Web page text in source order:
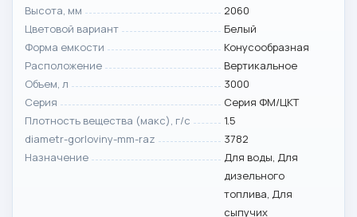
Высота, мм
2060
Цветовой вариант
Белый
Форма емкости
Конусообразная
Расположение
Вертикальное
Объем, л
3000
Серия
Серия ФМ/ЦКТ
Плотность вещества (макс), г/с
1.5
diametr-gorloviny-mm-raz
3782
Назначение
Для воды, Для
дизельного
топлива, Для
сыпучих